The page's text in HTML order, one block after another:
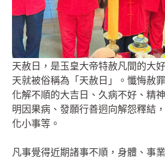
天赦日，是玉皇大帝特赦凡間的大
天就被俗稱為「天赦日」。懺悔赦
化解不順的大吉日、久病不好、精
明因果病、發願行善迥向解怨釋結
化小事等。
凡事覺得近期諸事不順，身體、事